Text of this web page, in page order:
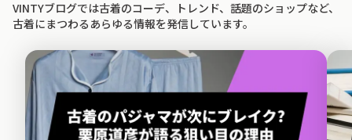
VINTYブログでは古着のコーデ、トレンド、話題のショップなど、
古着にまつわるあらゆる情報を発信しています。